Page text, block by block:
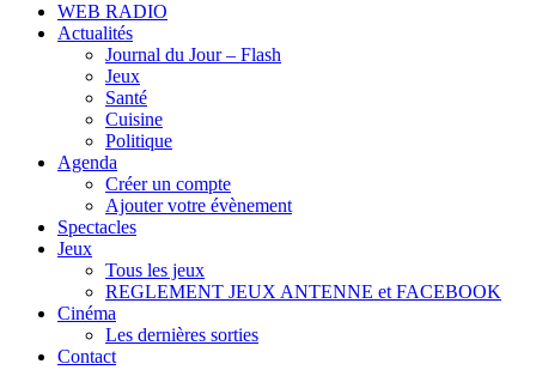
WEB RADIO
Actualités
Journal du Jour – Flash
Jeux
Santé
Cuisine
Politique
Agenda
Créer un compte
Ajouter votre évènement
Spectacles
Jeux
Tous les jeux
REGLEMENT JEUX ANTENNE et FACEBOOK
Cinéma
Les dernières sorties
Contact